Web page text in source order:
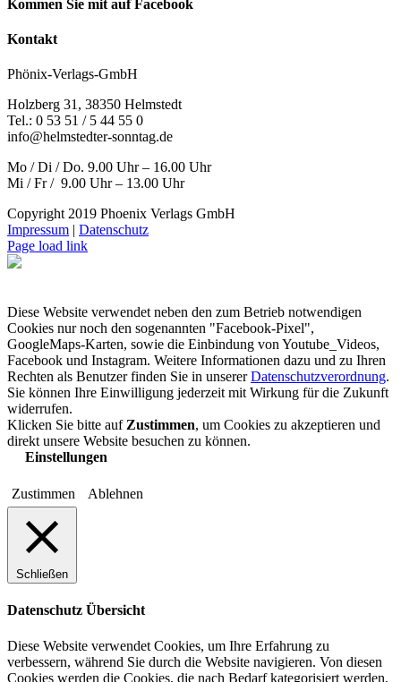
Kommen Sie mit auf Facebook
Kontakt
Phönix-Verlags-GmbH
Holzberg 31, 38350 Helmstedt
Tel.: 0 53 51 / 5 44 55 0
info@helmstedter-sonntag.de
Mo / Di / Do. 9.00 Uhr – 16.00 Uhr
Mi / Fr / 9.00 Uhr – 13.00 Uhr
Copyright 2019 Phoenix Verlags GmbH
Impressum | Datenschutz
Page load link
Diese Website verwendet neben den zum Betrieb notwendigen
Cookies nur noch den sogenannten "Facebook-Pixel",
GoogleMaps-Karten, sowie die Einbindung von Youtube_Videos,
Facebook und Instagram. Weitere Informationen dazu und zu Ihren
Rechten als Benutzer finden Sie in unsererDatenschutzverordnung.
Sie können Ihre Einwilligung jederzeit mit Wirkung für die Zukunft
widerrufen.
Klicken Sie bitte auf Zustimmen, um Cookies zu akzeptieren und
direkt unsere Website besuchen zu können.
Einstellungen
Zustimmen Ablehnen
Schließen
Datenschutz Übersicht
Diese Website verwendet Cookies, um Ihre Erfahrung zu
verbessern, während Sie durch die Website navigieren. Von diesen
Cookies werden die Cookies, die nach Bedarf kategorisiert werden,